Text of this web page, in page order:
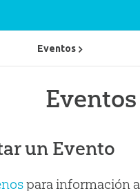
Eventos
un Evento
para información
Eventos